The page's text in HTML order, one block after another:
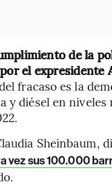
de la
el expresidente
fracaso es la
y diésel en
Sheinbaum,
vez sus 100.000